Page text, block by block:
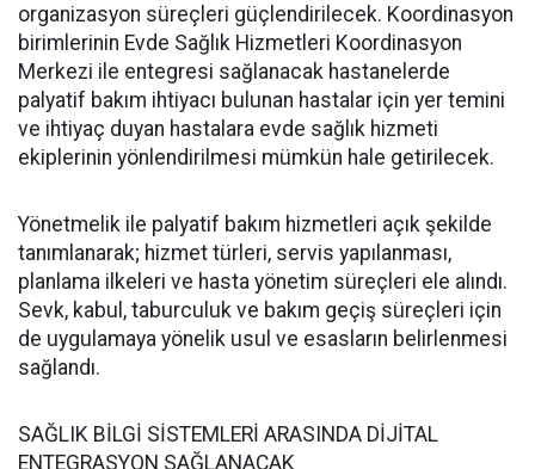
organizasyon süreçleri güçlendirilecek. Koordinasyon
birimlerinin Evde Sağlık Hizmetleri Koordinasyon
Merkezi ile entegresi sağlanacak hastanelerde
palyatif bakım ihtiyacı bulunan hastalar için yer temini
ve ihtiyaç duyan hastalara evde sağlık hizmeti
ekiplerinin yönlendirilmesi mümkün hale getirilecek.
Yönetmelik ile palyatif bakım hizmetleri açık şekilde
tanımlanarak; hizmet türleri, servis yapılanması,
planlama ilkeleri ve hasta yönetim süreçleri ele alındı.
Sevk, kabul, taburculuk ve bakım geçiş süreçleri için
de uygulamaya yönelik usul ve esasların belirlenmesi
sağlandı.
SAĞLIK BİLGİ SİSTEMLERİ ARASINDA DİJİTAL
ENTEGRASYON SAĞLANACAK